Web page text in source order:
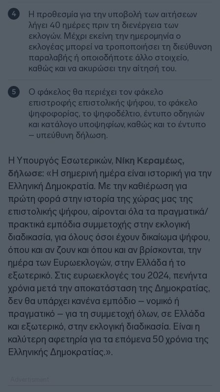
Η προθεσμία για την υποβολή των αιτήσεων
λήγει 40 ημέρες πριν τη διενέργεια των
εκλογών. Μέχρι εκείνη την ημερομηνία ο
εκλογέας μπορεί να τροποποιήσει τη διεύθυνση
παραλαβής ή οποιοδήποτε άλλο στοιχείο,
καθώς και να ακυρώσει την αίτησή του.
Ο φάκελος θα περιέχει τον φάκελο
επιστροφής επιστολικής ψήφου, το φάκελο
ψηφοφορίας, το ψηφοδέλτιο, έντυπο οδηγιών
και κατάλογο υποψηφίων, καθώς και το έντυπο
– υπεύθυνη δήλωση.
Η Υπουργός Εσωτερικών, Νίκη Κεραμέως,
δήλωσε: «Η σημερινή ημέρα είναι ιστορική για την
Ελληνική Δημοκρατία. Με την καθιέρωση για
πρώτη φορά στην ιστορία της χώρας μας της
επιστολικής ψήφου, αίρονται όλα τα πραγματικά/
πρακτικά εμπόδια συμμετοχής στην εκλογική
διαδικασία, για όλους όσοι έχουν δικαίωμα ψήφου,
όπου και αν ζουν και όπου και αν βρίσκονται, την
ημέρα των Ευρωεκλογών, στην Ελλάδα ή το
εξωτερικό. Στις ευρωεκλογές του 2024, πενήντα
χρόνια μετά την αποκατάσταση της Δημοκρατίας,
δεν θα υπάρχει κανένα εμπόδιο – νομικό ή
πραγματικό – για τη συμμετοχή όλων, σε Ελλάδα
και εξωτερικό, στην εκλογική διαδικασία. Είναι η
καλύτερη αφετηρία για τα επόμενα 50 χρόνια της
Ελληνικής Δημοκρατίας.».